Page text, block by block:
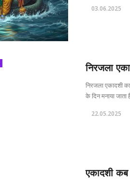
03.06.2025
निरजला
निरजला एकादशी
के दिन मनाया जाता
22.05.2025
एकादशी कब